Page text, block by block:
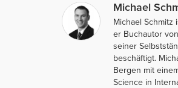
Michael
Michael
er Buchautor
seiner
beschäftigt.
Bergen mit
Science in